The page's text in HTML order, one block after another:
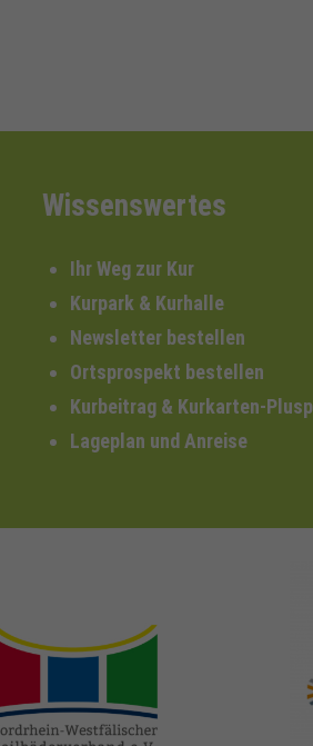
Wissenswertes
Ihr Weg zur Kur
Kurpark & Kurhalle
Newsletter bestellen
Ortsprospekt bestellen
Kurbeitrag & Kurkarten-
Lageplan und Anreise
heilbaeder.de